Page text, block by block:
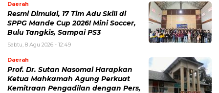
Daerah
Resmi Dimulai, 17 Tim Adu Skill di
SPPG Mande Cup 2026! Mini Soccer,
Bulu Tangkis, Sampai PS3
Sabtu, 8 Agu 2026 - 12:49
Daerah
Prof. Dr. Sutan Nasomal Harapkan
Ketua Mahkamah Agung Perkuat
Kemitraan Pengadilan dengan Pers,